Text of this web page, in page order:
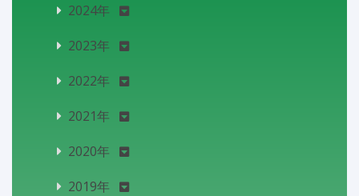
2024年
2023年
2022年
2021年
2020年
2019年